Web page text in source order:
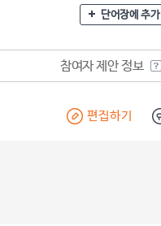
단어장에 추가
참여자 제안 정보
편집하기